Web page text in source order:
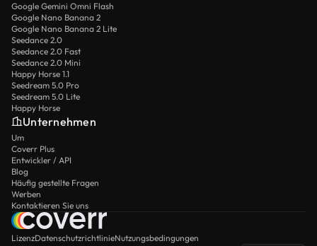
Google Gemini Omni Flash
Google Nano Banana 2
Google Nano Banana 2 Lite
Seedance 2.0
Seedance 2.0 Fast
Seedance 2.0 Mini
Happy Horse 1.1
Seedream 5.0 Pro
Seedream 5.0 Lite
Happy Horse
Unternehmen
Um
Coverr Plus
Entwickler / API
Blog
Häufig gestellte Fragen
Werben
Kontaktieren Sie uns
LizenzDatenschutzrichtlinieNutzungsbedingungen